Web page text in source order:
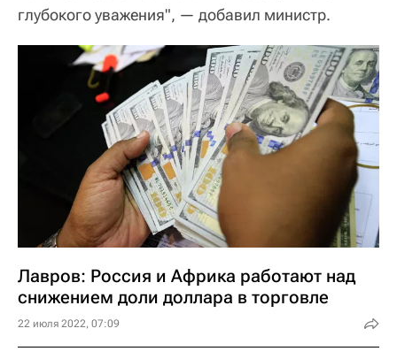
глубокого уважения", — добавил министр.
Лавров: Россия и Африка работают над
снижением доли доллара в торговле
22 июля 2022, 07:09